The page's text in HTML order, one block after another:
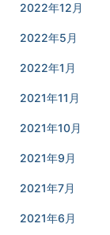
2022年12月
2022年5月
2022年1月
2021年11月
2021年10月
2021年9月
2021年7月
2021年6月